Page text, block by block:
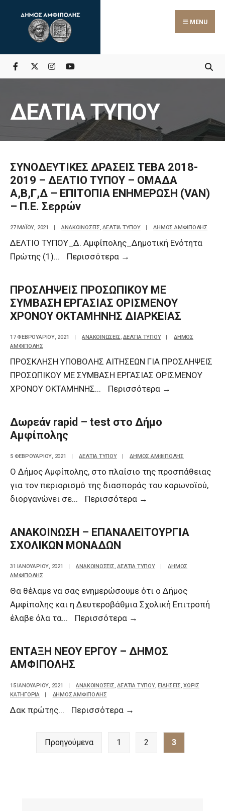
MENU
ΔΕΛΤΙΑ ΤΥΠΟΥ
ΣΥΝΟΔΕΥΤΙΚΕΣ ΔΡΑΣΕΙΣ ΤΕΒΑ 2018-
2019 – ΔΕΛΤΙΟ ΤΥΠΟΥ – ΟΜΑΔΑ
Α,Β,Γ,Δ – ΕΠΙΤΟΠΙΑ ΕΝΗΜΕΡΩΣΗ (VAN)
– Π.Ε. Σερρών
27 ΜΑΪ́ΟΥ, 2021 | ΑΝΑΚΟΙΝΩΣΕΙΣ ,ΔΕΛΤΙΑ ΤΥΠΟΥ | ΔΗΜΟΣ ΑΜΦΙΠΟΛΗΣ
ΔΕΛΤΙΟ ΤΥΠΟΥ_Δ. Αμφίπολης_Δημοτική Ενότητα
Πρώτης (1)... Περισσότερα →
ΠΡΟΣΛΗΨΕΙΣ ΠΡΟΣΩΠΙΚΟΥ ΜΕ
ΣΥΜΒΑΣΗ ΕΡΓΑΣΙΑΣ ΟΡΙΣΜΕΝΟΥ
ΧΡΟΝΟΥ ΟΚΤΑΜΗΝΗΣ ∆ΙΑΡΚΕΙΑΣ
17 ΦΕΒΡΟΥΑΡΊΟΥ, 2021 | ΑΝΑΚΟΙΝΩΣΕΙΣ ,ΔΕΛΤΙΑ ΤΥΠΟΥ |
ΔΗΜΟΣ
ΑΜΦΙΠΟΛΗΣ
ΠΡΟΣΚΛΗΣΗ ΥΠΟΒΟΛΗΣ ΑΙΤΗΣΕΩΝ ΓΙΑ ΠΡΟΣΛΗΨΕΙΣ
ΠΡΟΣΩΠΙΚΟΥ ΜΕ ΣΥΜΒΑΣΗ ΕΡΓΑΣΙΑΣ ΟΡΙΣΜΕΝΟΥ
ΧΡΟΝΟΥ ΟΚΤΑΜΗΝΗΣ... Περισσότερα →
Δωρεάν rapid – test στο Δήμο
Αμφίπολης
5 ΦΕΒΡΟΥΑΡΊΟΥ, 2021 | ΔΕΛΤΙΑ ΤΥΠΟΥ | ΔΗΜΟΣ ΑΜΦΙΠΟΛΗΣ
Ο Δήμος Αμφίπολης, στο πλαίσιο της προσπάθειας
για τον περιορισμό της διασποράς του κορωνοϊού,
διοργανώνει σε... Περισσότερα →
ΑΝΑΚΟΙΝΩΣΗ – ΕΠΑΝΑΛΕΙΤΟΥΡΓΙΑ
ΣΧΟΛΙΚΩΝ ΜΟΝΑΔΩΝ
31 ΙΑΝΟΥΑΡΊΟΥ, 2021 | ΑΝΑΚΟΙΝΩΣΕΙΣ ,ΔΕΛΤΙΑ ΤΥΠΟΥ |
ΔΗΜΟΣ
ΑΜΦΙΠΟΛΗΣ
Θα θέλαμε να σας ενημερώσουμε ότι ο Δήμος
Αμφίπολης και η Δευτεροβάθμια Σχολική Επιτροπή
έλαβε όλα τα... Περισσότερα →
ΕΝΤΑΞΗ ΝΕΟΥ ΕΡΓΟΥ – ΔΗΜΟΣ
ΑΜΦΙΠΟΛΗΣ
15 ΙΑΝΟΥΑΡΊΟΥ, 2021 | ΑΝΑΚΟΙΝΩΣΕΙΣ ,ΔΕΛΤΙΑ ΤΥΠΟΥ,ΕΙΔΗΣΕΙΣ ,ΧΩΡΊΣ
ΚΑΤΗΓΟΡΊΑ
| ΔΗΜΟΣ ΑΜΦΙΠΟΛΗΣ
Δακ πρώτης... Περισσότερα →
Προηγούμενα 1 2 3